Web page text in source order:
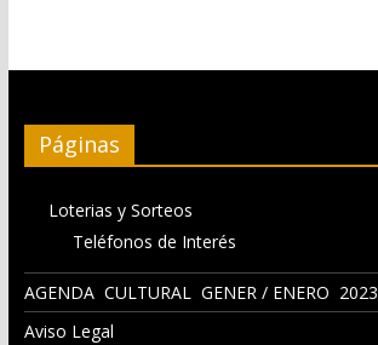
Páginas
Loterias y Sorteos
Teléfonos de Interés
AGENDA CULTURAL GENER / ENERO 2023
Aviso Legal